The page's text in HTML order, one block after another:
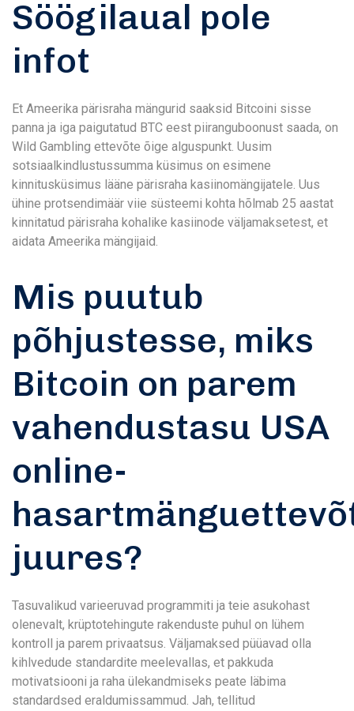
Söögilaual pole
infot
Et Ameerika pärisraha mängurid saaksid Bitcoini sisse
panna ja iga paigutatud BTC eest piiranguboonust saada, on
Wild Gambling ettevõte õige alguspunkt. Uusim
sotsiaalkindlustussumma küsimus on esimene
kinnitusküsimus lääne pärisraha kasiinomängijatele. Uus
ühine protsendimäär viie süsteemi kohta hõlmab 25 aastat
kinnitatud pärisraha kohalike kasiinode väljamaksetest, et
aidata Ameerika mängijaid.
Mis puutub
põhjustesse, miks
Bitcoin on parem
vahendustasu USA
online-
juures?
Tasuvalikud varieeruvad programmiti ja teie asukohast
olenevalt, krüptotehingute rakenduste puhul on lühem
kontroll ja parem privaatsus. Väljamaksed püüavad olla
kihlvedude standardite meelevallas, et pakkuda
motivatsiooni ja raha ülekandmiseks peate läbima
standardsed eraldumissammud. Jah, tellitud